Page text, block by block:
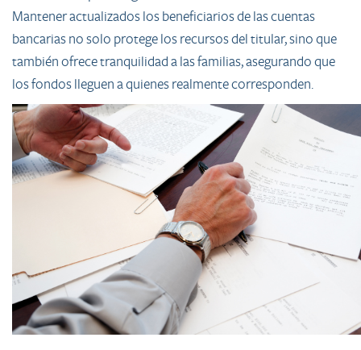
Mantener actualizados los beneficiarios de las cuentas
bancarias no solo protege los recursos del titular, sino que
también ofrece tranquilidad a las familias, asegurando que
los fondos lleguen a quienes realmente corresponden.